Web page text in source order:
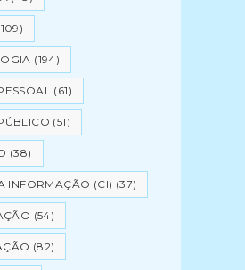
(194)
(61)
(51)
(38)
INFORMAÇÃO (CI) (37)
(54)
(82)